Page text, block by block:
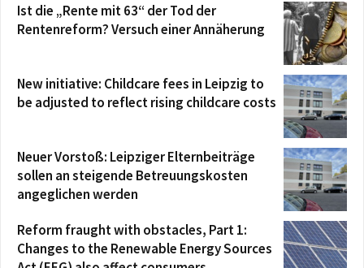
Ist die „Rente mit 63“ der Tod der
Rentenreform? Versuch einer Annäherung
New initiative: Childcare fees in Leipzig to
be adjusted to reflect rising childcare costs
Neuer Vorstoß: Leipziger Elternbeiträge
sollen an steigende Betreuungskosten
angeglichen werden
Reform fraught with obstacles, Part 1:
Changes to the Renewable Energy Sources